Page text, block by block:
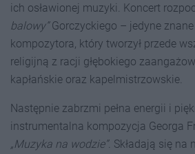
ich osławionej muzyki. Koncert
balowy”Gorczyckiego – jedyne znane
kompozytora, który tworzył przede
religijną z racji głębokiego
kapłańskie oraz kapelmistrzowskie.
Następnie zabrzmi pełna energii i
instrumentalna kompozycja Georga
„Muzyka na wodzie”. Składają się na